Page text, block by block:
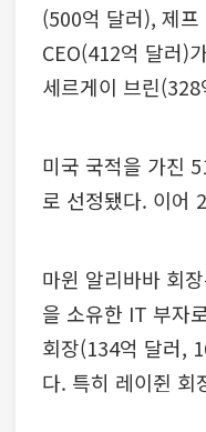
(500억 달러), 제
CEO(412억 달러)
세르게이 브린
미국 국적을 가진
로 선정됐다. 이어
마윈 알리바바 회
을 소유한 IT 부자
회장(134억 달러,
다. 특히 레이쥔 회